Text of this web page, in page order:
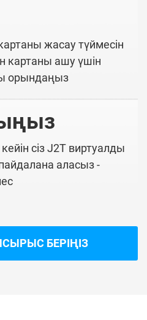
жасау түймесін
картаны ашу үшін
орындаңыз
сіз J2T виртуалды
аласыз -
БЕРІҢІЗ